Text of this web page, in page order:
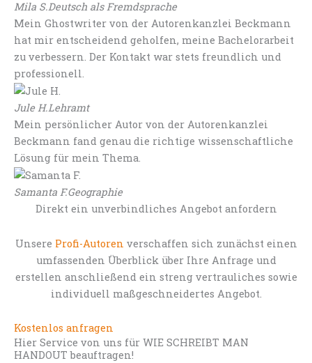
Mila S.Deutsch als Fremdsprache
Mein Ghostwriter von der Autorenkanzlei Beckmann
hat mir entscheidend geholfen, meine Bachelorarbeit
zu verbessern. Der Kontakt war stets freundlich und
professionell.
Jule H.Lehramt
Mein persönlicher Autor von der Autorenkanzlei
Beckmann fand genau die richtige wissenschaftliche
Lösung für mein Thema.
Samanta F.Geographie
Direkt ein unverbindliches Angebot anfordern
Unsere Profi-Autoren verschaffen sich zunächst einen
umfassenden Überblick über Ihre Anfrage und
erstellen anschließend ein streng vertrauliches sowie
individuell maßgeschneidertes Angebot.
Kostenlos anfragen
Hier Service von uns für WIE SCHREIBT MAN
HANDOUT beauftragen!